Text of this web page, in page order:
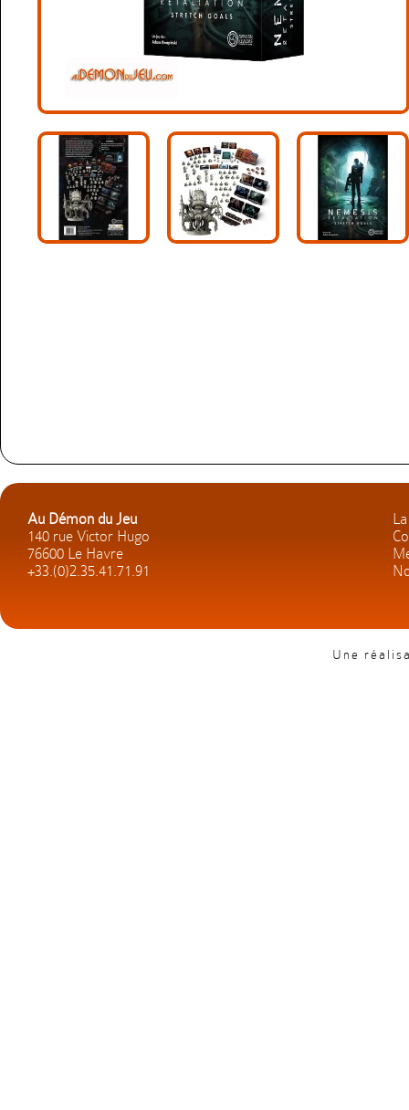
Au Démon du Jeu
140 rue Victor Hugo
76600 Le Havre
+33.(0)2.35.41.71.91
Une